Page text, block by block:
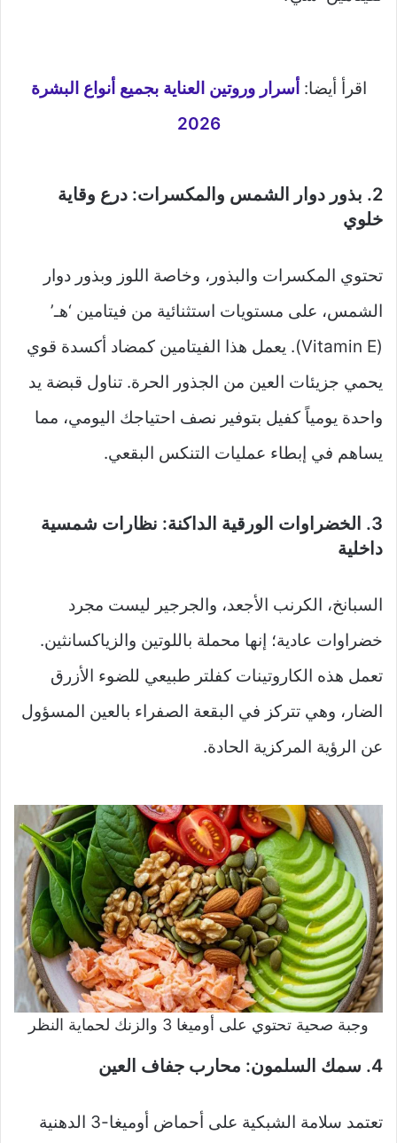
اقرأ أيضا: أسرار وروتين العناية بجميع أنواع البشرة
2026
2. بذور دوار الشمس والمكسرات: درع وقاية
خلوي
تحتوي المكسرات والبذور، وخاصة اللوز وبذور دوار
الشمس، على مستويات استثنائية من فيتامين ‘هـ’
(Vitamin E). يعمل هذا الفيتامين كمضاد أكسدة قوي
يحمي جزيئات العين من الجذور الحرة. تناول قبضة يد
واحدة يومياً كفيل بتوفير نصف احتياجك اليومي، مما
يساهم في إبطاء عمليات التنكس البقعي.
3. الخضراوات الورقية الداكنة: نظارات شمسية
داخلية
السبانخ، الكرنب الأجعد، والجرجير ليست مجرد
خضراوات عادية؛ إنها محملة باللوتين والزياكسانثين.
تعمل هذه الكاروتينات كفلتر طبيعي للضوء الأزرق
الضار، وهي تتركز في البقعة الصفراء بالعين المسؤول
عن الرؤية المركزية الحادة.
وجبة صحية تحتوي على أوميغا 3 والزنك لحماية النظر
4. سمك السلمون: محارب جفاف العين
تعتمد سلامة الشبكية على أحماض أوميغا-3 الدهنية